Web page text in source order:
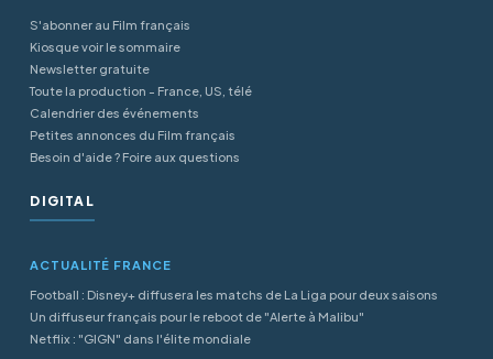
S'abonner au Film français
Kiosque voir le sommaire
Newsletter gratuite
Toute la production - France, US, télé
Calendrier des événements
Petites annonces du Film français
Besoin d'aide ? Foire aux questions
DIGITAL
ACTUALITÉ FRANCE
Football : Disney+ diffusera les matchs de La Liga pour deux saisons
Un diffuseur français pour le reboot de "Alerte à Malibu"
Netflix : "GIGN" dans l'élite mondiale